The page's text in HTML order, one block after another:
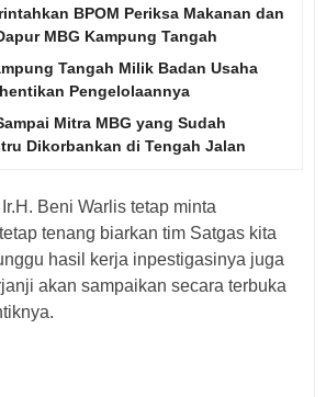
BPOM Periksa Makanan dan
MBG Kampung Tangah
Tangah Milik Badan Usaha
Pengelolaannya
Mitra MBG yang Sudah
Dikorbankan di Tengah Jalan
Beni Warlis tetap minta
tenang biarkan tim Satgas kita
hasil kerja inpestigasinya juga
akan sampaikan secara terbuka